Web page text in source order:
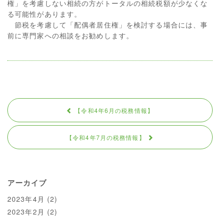
権」を考慮しない相続の方がトータルの相続税額が少なくな
る可能性があります。
節税を考慮して「配偶者居住権」を検討する場合には、事
前に専門家への相談をお勧めします。
【令和4年6月の税務情報】
【令和4年7月の税務情報】
アーカイブ
2023年4月 (2)
2023年2月 (2)